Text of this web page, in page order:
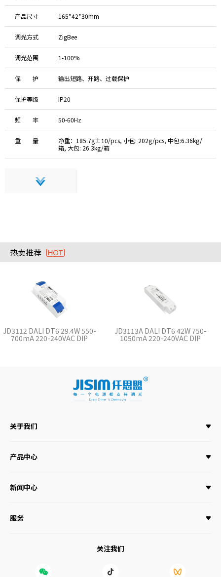
产品尺寸 165*42*30mm
调光方式 ZigBee
调光范围 1-100%
保 护 输出短路、开路、过载保护
保护等级 IP20
频 率 50-60Hz
重 量
净重：185.7g±10/pcs, 小包: 202g/pcs, 中包:6.36kg/
箱, 大包: 26.3kg/箱
热卖推荐
JD3112 DALI DT6 29.4W 550-
700mA 220-240VAC DIP
JD3113A DALI DT6 42W 750-
1050mA 220-240VAC DIP
关于我们
产品中心
新闻中心
服务
关注我们